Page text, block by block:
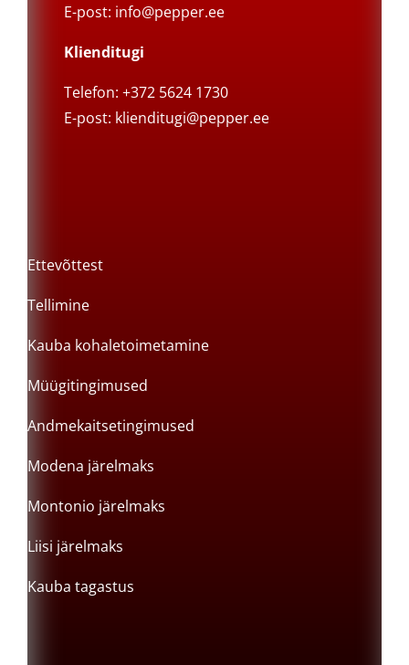
E-post: info@pepper.ee
Klienditugi
Telefon: +372 5624 1730
E-post: klienditugi@pepper.ee
Ettevõttest
Tellimine
Kauba kohaletoimetamine
Müügitingimused
Andmekaitsetingimused
Modena järelmaks
Montonio järelmaks
Liisi järelmaks
Kauba tagastus